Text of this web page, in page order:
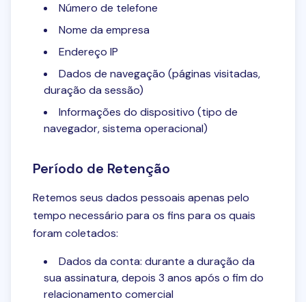
Número de telefone
Nome da empresa
Endereço IP
Dados de navegação (páginas visitadas,
duração da sessão)
Informações do dispositivo (tipo de
navegador, sistema operacional)
Período de Retenção
Retemos seus dados pessoais apenas pelo
tempo necessário para os fins para os quais
foram coletados:
Dados da conta: durante a duração da
sua assinatura, depois 3 anos após o fim do
relacionamento comercial